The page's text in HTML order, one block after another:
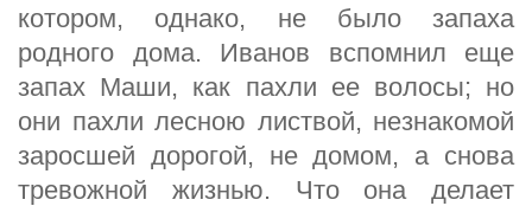
котором, однако, не было запаха
родного дома. Иванов вспомнил еще
запах Маши, как пахли ее волосы; но
они пахли лесною листвой, незнакомой
заросшей дорогой, не домом, а снова
тревожной жизнью. Что она делает